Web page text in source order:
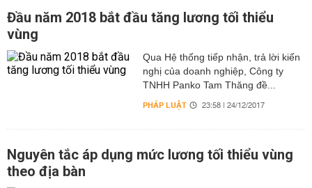
Đầu năm 2018 bắt đầu tăng lương tối thiểu
vùng
Qua Hệ thống tiếp nhận, trả lời kiến
nghị của doanh nghiệp, Công ty
TNHH Panko Tam Thăng đề...
PHÁP LUẬT 23:58 | 24/12/2017
Nguyên tắc áp dụng mức lương tối thiểu vùng
theo địa bàn